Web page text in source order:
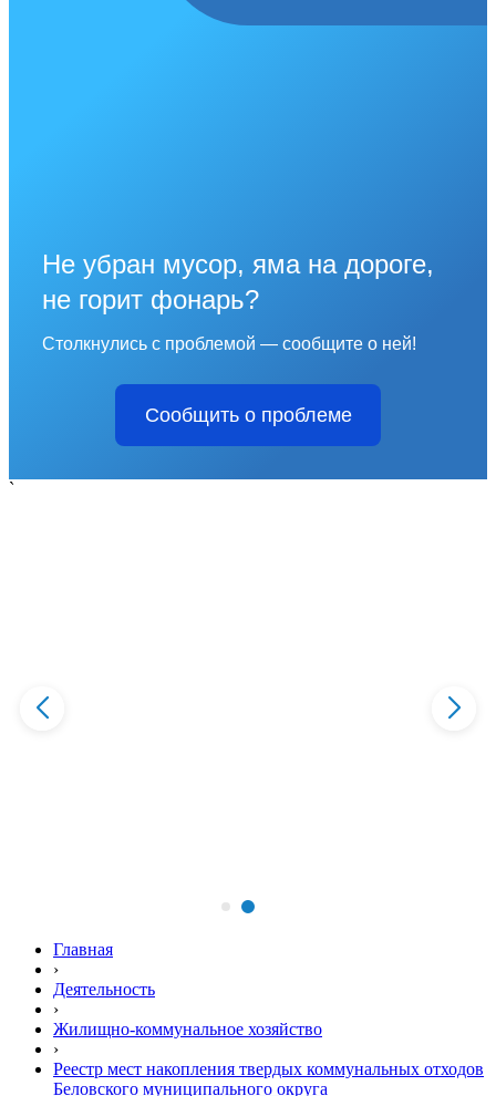
Не убран мусор, яма на дороге,
не горит фонарь?
Столкнулись с проблемой — сообщите о ней!
Сообщить о проблеме
`
Главная
›
Деятельность
›
Жилищно-коммунальное хозяйство
›
Реестр мест накопления твердых коммунальных отходов
Беловского муниципального округа